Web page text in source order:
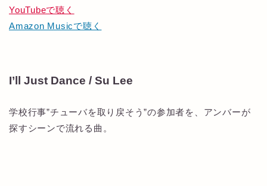
YouTubeで聴く
Amazon Musicで聴く
I’ll Just Dance / Su Lee
学校行事”チューバを取り戻そう”の参加者を、アンバーが
探すシーンで流れる曲。